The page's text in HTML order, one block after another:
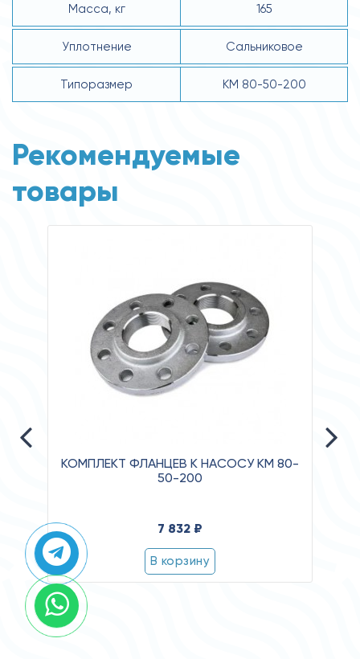
Масса, кг 165
Уплотнение Сальниковое
Типоразмер КМ 80-50-200
Рекомендуемые
товары
КОМПЛЕКТ ФЛАНЦЕВ К НАСОСУ КМ 80-
50-200
7 832 ₽
В корзину